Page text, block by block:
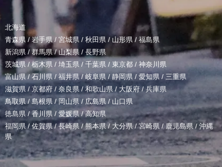
北海道
青森県 / 岩手県/ 宮城県 / 秋田県 / 山形県/ 福島県
新潟県 /群馬県/山梨県 / 長野県
茨城県 / 栃木県 / 埼玉県 / 千葉県 / 東京都 / 神奈川県
富山県 /石川県/福井県/岐阜県 / 静岡県 / 愛知県 / 三重県
滋賀県 / 京都府 / 奈良県 / 和歌山県/ 大阪府 /兵庫県
鳥取県/ 島根県 /岡山県/ 広島県 / 山口県
徳島県 /香川県 / 愛媛県/高知県
福岡県/佐賀県/長崎県 /熊本県/ 大分県/宮崎県 /鹿児島県 / 沖縄
県